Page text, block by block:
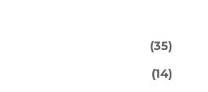
(35)
(14)